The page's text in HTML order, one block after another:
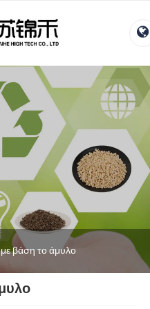
βάση το άμυλο